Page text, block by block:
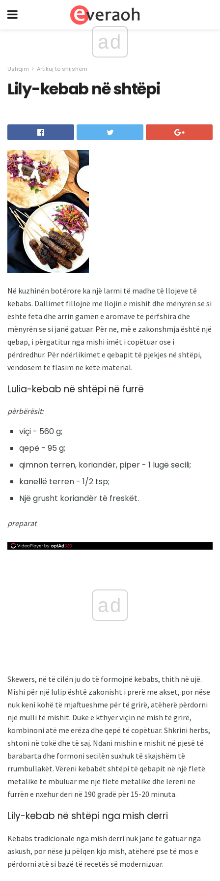
ad
Ushqim Artikuj të shijshëm
Lily-kebab në shtëpi
Në kuzhinën botërore ka një larmi të madhe të llojeve të
kebabs. Dallimet fillojnë me llojin e mishit dhe mënyrën se si
është feta dhe arrin gamën e aromave të përfshira dhe
mënyrën se si janë gatuar. Për ne, më e zakonshmja është një
qebap, i përgatitur nga mishi imët i copëtuar ose i
përdredhur. Për ndërlikimet e qebapit të pjekjes në shtëpi,
vendosëm të flasim në këtë material.
Lulia-kebab në shtëpi në furrë
përbërësit:
viçi - 560 g;
qepë - 95 g;
qimnon terren, koriandër, piper - 1 lugë secili;
kanellë terren - 1/2 tsp;
Një grusht koriandër të freskët.
preparat
ad
Skewers, në të cilën ju do të formojnë kebabs, thith në ujë.
Mishi për një lulip është zakonisht i prerë me akset, por nëse
nuk keni kohë të mjaftueshme për të grirë, atëherë përdorni
një mulli të mishit. Duke e kthyer viçin në mish të grirë,
kombinoni atë me erëza dhe qepë të copëtuar. Shkrini herbs,
shtoni në tokë dhe të saj. Ndani mishin e mishit në pjesë të
barabarta dhe formoni secilën suxhuk të skajshëm të
rrumbullakët. Vëreni kebabët shtëpi të qebapit në një fletë
metalike të mbuluar me një fletë metalike dhe lëreni në
furrën e nxehur deri në 190 gradë për 15-20 minuta.
Lily-kebab në shtëpi nga mish derri
Kebabs tradicionale nga mish derri nuk janë të gatuar nga
askush, por nëse ju pëlqen kjo mish, atëherë pse të mos e
përdorni atë si bazë të recetës së modernizuar.